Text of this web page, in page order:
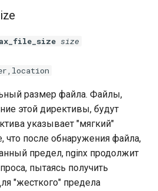
size
размер файла. Файлы,
этой директивы, будут
указывает "мягкий"
что после обнаружения файла,
предел, nginx продолжит
пытаясь получить
"жесткого" предела